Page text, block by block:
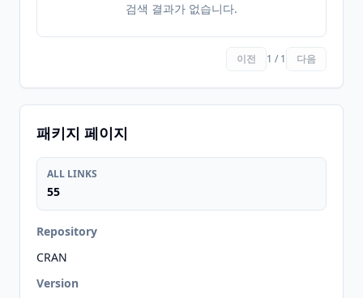
검색 결과가 없습니다.
이전 1 / 1 다음
패키지 페이지
ALL LINKS
55
Repository
CRAN
Version